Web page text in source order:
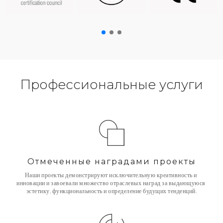
Профессиональные услуги
Отмеченные наградами проекты
Наши проекты демонстрируют исключительную креативность и
инновации и завоевали множество отраслевых наград за выдающуюся
эстетику, функциональность и определение будущих тенденций.